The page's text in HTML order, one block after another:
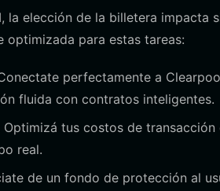
la elección de la billetera impacta
optimizada para estas tareas:
perfectamente a
fluida con contratos inteligentes.
Optimizá tus costos de
real.
de un fondo de protección al